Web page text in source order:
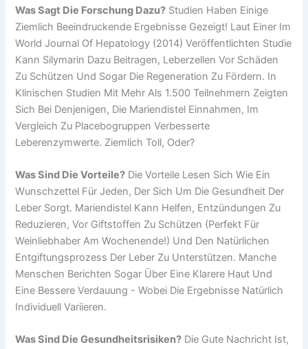
Was Sagt Die Forschung Dazu? Studien Haben Einige
Ziemlich Beeindruckende Ergebnisse Gezeigt! Laut Einer Im
World Journal Of Hepatology (2014) Veröffentlichten Studie
Kann Silymarin Dazu Beitragen, Leberzellen Vor Schäden
Zu Schützen Und Sogar Die Regeneration Zu Fördern. In
Klinischen Studien Mit Mehr Als 1.500 Teilnehmern Zeigten
Sich Bei Denjenigen, Die Mariendistel Einnahmen, Im
Vergleich Zu Placebogruppen Verbesserte
Leberenzymwerte. Ziemlich Toll, Oder?
Was Sind Die Vorteile? Die Vorteile Lesen Sich Wie Ein
Wunschzettel Für Jeden, Der Sich Um Die Gesundheit Der
Leber Sorgt. Mariendistel Kann Helfen, Entzündungen Zu
Reduzieren, Vor Giftstoffen Zu Schützen (perfekt Für
Weinliebhaber Am Wochenende!) Und Den Natürlichen
Entgiftungsprozess Der Leber Zu Unterstützen. Manche
Menschen Berichten Sogar Über Eine Klarere Haut Und
Eine Bessere Verdauung - Wobei Die Ergebnisse Natürlich
Individuell Variieren.
Was Sind Die Gesundheitsrisiken? Die Gute Nachricht Ist,